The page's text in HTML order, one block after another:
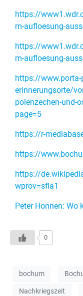
https://
m-aufloesung-
https://
m-aufloesung-
https://
erinnerungsorte/
polenzechen-und-
page=5
https://r-
https://
https://
wprov=sfla1
Peter Honnen: Wo
0
bochum
Nachkriegszeit